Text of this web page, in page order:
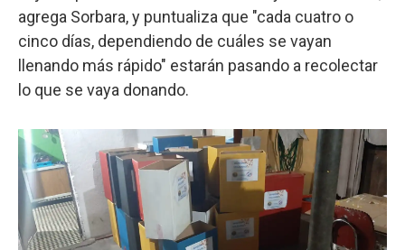
agrega Sorbara, y puntualiza que "cada cuatro o
cinco días, dependiendo de cuáles se vayan
llenando más rápido" estarán pasando a recolectar
lo que se vaya donando.